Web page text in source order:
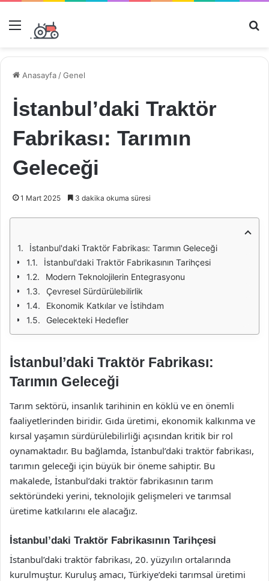
Menü
Anasayfa /Genel
İstanbul’daki Traktör
Fabrikası: Tarımın
Geleceği
1 Mart 2025 3 dakika okuma süresi
İstanbul'daki Traktör Fabrikası: Tarımın Geleceği
İstanbul'daki Traktör Fabrikasının Tarihçesi
Modern Teknolojilerin Entegrasyonu
Çevresel Sürdürülebilirlik
Ekonomik Katkılar ve İstihdam
Gelecekteki Hedefler
İstanbul’daki Traktör Fabrikası:
Tarımın Geleceği
Tarım sektörü, insanlık tarihinin en köklü ve en önemli
faaliyetlerinden biridir. Gıda üretimi, ekonomik kalkınma ve
kırsal yaşamın sürdürülebilirliği açısından kritik bir rol
oynamaktadır. Bu bağlamda, İstanbul’daki traktör fabrikası,
tarımın geleceği için büyük bir öneme sahiptir. Bu
makalede, İstanbul’daki traktör fabrikasının tarım
sektöründeki yerini, teknolojik gelişmeleri ve tarımsal
üretime katkılarını ele alacağız.
İstanbul’daki Traktör Fabrikasının Tarihçesi
İstanbul’daki traktör fabrikası, 20. yüzyılın ortalarında
kurulmuştur. Kuruluş amacı, Türkiye’deki tarımsal üretimi